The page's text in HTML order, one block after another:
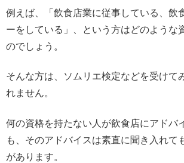
例えば、「飲食店業に従事している、飲
ーをしている」、という方はどのような
のでしょう。
そんな方は、ソムリエ検定などを受けて
れません。
何の資格を持たない人が飲食店にアドバ
も、そのアドバイスは素直に聞き入れて
があります。